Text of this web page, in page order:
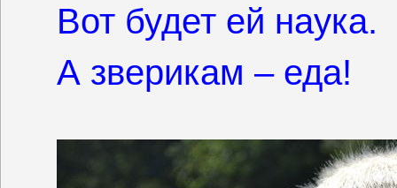
Вот будет ей наука.
А зверикам – еда!